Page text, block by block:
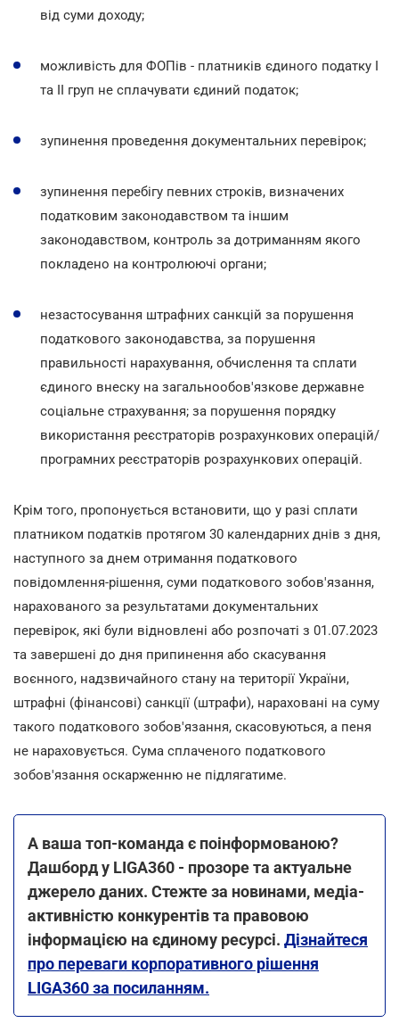
від суми доходу;
можливість для ФОПів - платників єдиного податку І
та ІІ груп не сплачувати єдиний податок;
зупинення проведення документальних перевірок;
зупинення перебігу певних строків, визначених
податковим законодавством та іншим
законодавством, контроль за дотриманням якого
покладено на контролюючі органи;
незастосування штрафних санкцій за порушення
податкового законодавства, за порушення
правильності нарахування, обчислення та сплати
єдиного внеску на загальнообов'язкове державне
соціальне страхування; за порушення порядку
використання реєстраторів розрахункових операцій/
програмних реєстраторів розрахункових операцій.
Крім того, пропонується встановити, що у разі сплати
платником податків протягом 30 календарних днів з дня,
наступного за днем отримання податкового
повідомлення-рішення, суми податкового зобов'язання,
нарахованого за результатами документальних
перевірок, які були відновлені або розпочаті з 01.07.2023
та завершені до дня припинення або скасування
воєнного, надзвичайного стану на території України,
штрафні (фінансові) санкції (штрафи), нараховані на суму
такого податкового зобов'язання, скасовуються, а пеня
не нараховується. Сума сплаченого податкового
зобов'язання оскарженню не підлягатиме.
А ваша топ-команда є поінформованою?
Дашборд у LIGA360 - прозоре та актуальне
джерело даних. Стежте за новинами, медіа-
активністю конкурентів та правовою
інформацією на єдиному ресурсі. Дізнайтеся
про переваги корпоративного рішення
LIGA360 за посиланням.